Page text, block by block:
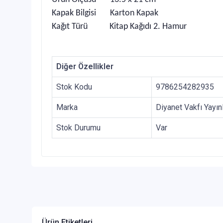
Kapak Bilgisi Karton Kapak
Kağıt Türü Kitap Kağıdı 2. Hamur
Diğer Özellikler
Stok Kodu 9786254282935
Marka Diyanet Vakfı
Stok Durumu Var